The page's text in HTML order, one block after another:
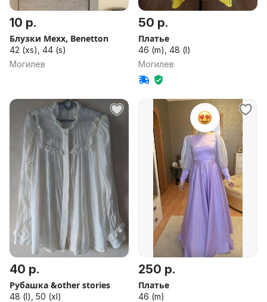
10 р.
Блузки Mехx, Benetton
42 (xs), 44 (s)
Могилев
50 р.
Платье
46 (m), 48 (l)
Могилев
40 р.
Рубашка &other stories
48 (l), 50 (xl)
250 р.
Платье
46 (m)